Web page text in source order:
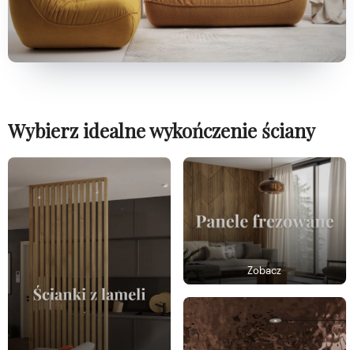
Wybierz idealne wykończenie ściany
Zobacz